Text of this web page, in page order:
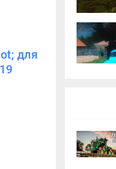
для